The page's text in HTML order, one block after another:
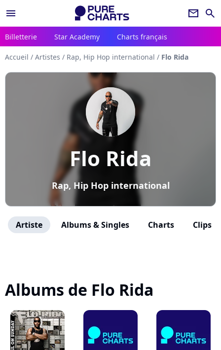
menu newsletter search
Billetterie Star Academy Charts français
Accueil / Artistes / Rap, Hip Hop international / Flo Rida
Flo Rida
Rap, Hip Hop international
Artiste Albums & Singles Charts Clips
Albums de Flo Rida